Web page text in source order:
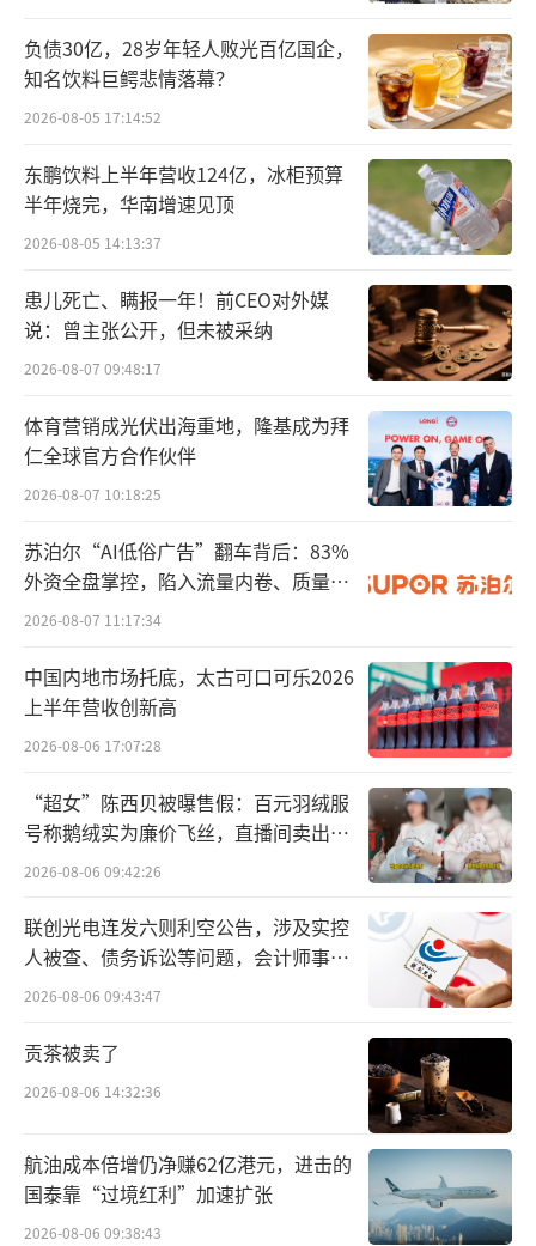
济、个人制造、白色家电、工业控制和汽车电
子等领域，头部客户累计出货量超2亿颗。
天眼查显示，旋智科技第一大股东为自然
颇为亮眼，A+轮融资引入了光远数科、汇川技
术、汇川产投、芯动能投资、Forebright Capi
tal等机构。其中，芯动能投资由国家集成电路
产业投资基金与京东方等共同发起设立。
五洲医疗的主营业务为一次性使用无菌输
诊断、护理等相关医疗用品的集成供应，主要
通过“ODM+集成供应”的模式满足国外医疗
器械品牌商对医疗用品的一站式采购需求。
营收净利逐年下降
公司于2022年7月登陆创业板，不过此后营
收、净利逐年下降。财务数据显示，2022年至2
025年，五洲医疗分别实现营业收入约5.47亿
元、5.34亿元、4.77亿元、4.58亿元；对应实
现归属净利润分别约7093.05万元、6026.51万
元、3996.98万元、1889.3万元。
五洲医疗主要产品包括注射器、输液输血
器、医用穿刺针、其他诊断和临床护理产品四
个系列。具体来看，2025年，注射器、穿刺针
收入分别同比下降11.16%、20.15%；输液输
血器、其他产品收入分别同比增长41.73%、1
0.82%。分地区来看，公司外销收入占比较
高，2025年境外收入约为4.42亿元，同比下降
4.5%，占营业收入的96.5%；境内收入约为16
59.29万元，同比增长11.33%，占营业收入的
3.12%。
负债30亿，28岁年轻人败光百亿国企，
知名饮料巨鳄悲情落幕？
2026-08-05 17:14:52
东鹏饮料上半年营收124亿，冰柜预算
半年烧完，华南增速见顶
2026-08-05 14:13:37
患儿死亡、瞒报一年！前CEO对外媒
说：曾主张公开，但未被采纳
2026-08-07 09:48:17
体育营销成光伏出海重地，隆基成为拜
仁全球官方合作伙伴
2026-08-07 10:18:25
苏泊尔“AI低俗广告”翻车背后：83%
外资全盘掌控，陷入流量内卷、质量频
发的负循环
2026-08-07 11:17:34
中国内地市场托底，太古可口可乐2026
上半年营收创新高
2026-08-06 17:07:28
“超女”陈西贝被曝售假：百元羽绒服
号称鹅绒实为廉价飞丝，直播间卖出超
百万元
2026-08-06 09:42:26
联创光电连发六则利空公告，涉及实控
人被查、债务诉讼等问题，会计师事务
所曾出具“保留意见”
2026-08-06 09:43:47
贡茶被卖了
2026-08-06 14:32:36
航油成本倍增仍净赚62亿港元，进击的
国泰靠“过境红利”加速扩张
2026-08-06 09:38:43